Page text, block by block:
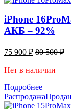
iPhone
АКБ – 92%
75 900 ₽ 80 500₽
Нет в наличии
Подробнее
Распродажа